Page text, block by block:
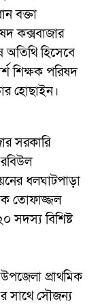
বক্তা
কক্সবাজার
হিসেবে
শিক্ষক পরিষদ
হোছাইন।
সরকারি
রবিউল
ধলঘাটপাড়া
তোফাজ্জল
সদস্য বিশিষ্ট
প্রাথমিক
সাথে সৌজন্য